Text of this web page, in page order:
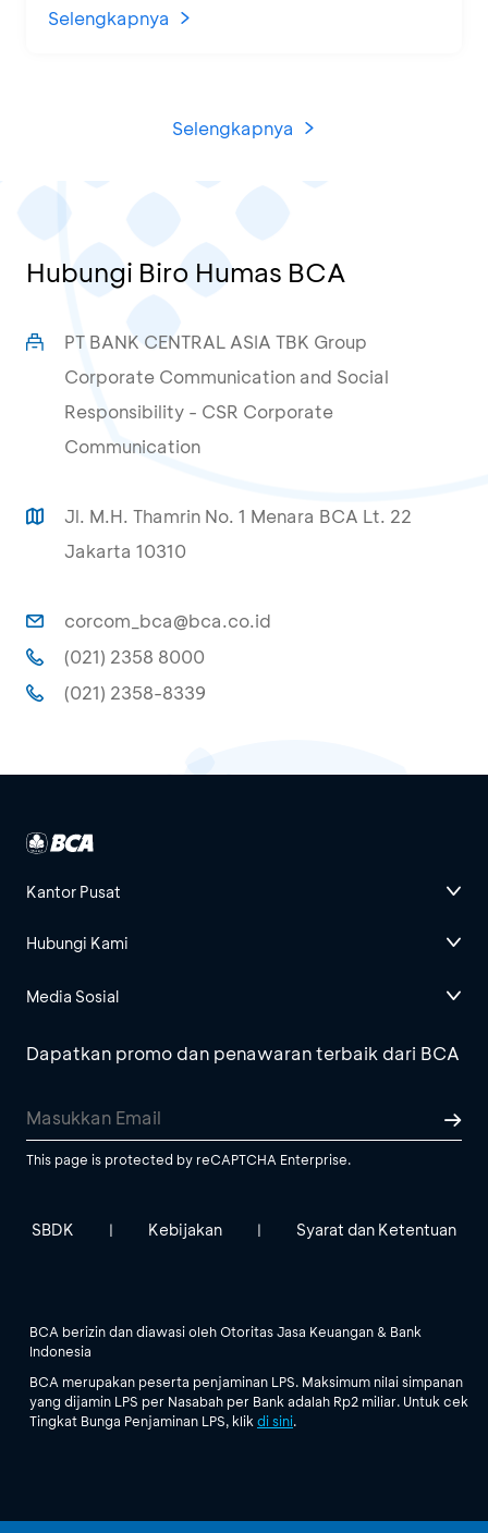
di KCU Tanjung Priok
Selengkapnya
Selengkapnya
Hubungi Biro Humas BCA
PT BANK CENTRAL ASIA TBK Group
Corporate Communication and Social
Responsibility - CSR Corporate
Communication
Jl. M.H. Thamrin No. 1 Menara BCA Lt. 22
Jakarta 10310
corcom_bca@bca.co.id
(021) 2358 8000
(021) 2358-8339
Kantor Pusat
Hubungi Kami
Media Sosial
Dapatkan promo dan penawaran terbaik dari BCA
This page is protected by reCAPTCHA Enterprise.
SBDK | Kebijakan | Syarat dan Ketentuan
BCA berizin dan diawasi oleh Otoritas Jasa Keuangan & Bank
Indonesia
BCA merupakan peserta penjaminan LPS. Maksimum nilai simpanan
yang dijamin LPS per Nasabah per Bank adalah Rp2 miliar. Untuk cek
Tingkat Bunga Penjaminan LPS, klik di sini.